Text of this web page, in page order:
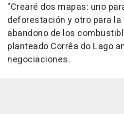
"Crearé dos mapas: uno
deforestación y otro para
abandono de los
planteado Corrêa do Lago
negociaciones.